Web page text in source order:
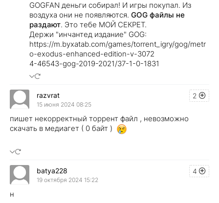
GOGFAN деньги собирал! И игры покупал. Из
воздуха они не появляются. GOG файлы не
раздают. Это тебе МОЙ СЕКРЕТ.
Держи "инчантед издание" GOG:
https://m.byxatab.com/games/torrent_igry/gog/metr
o-exodus-enhanced-edition-v-3072
4-46543-gog-2019-2021/37-1-0-1831
2
razvrat
15 июня 2024 08:25
пишет некорректный торрент файл , невозможно
скачать в медиагет ( 0 байт )
4
batya228
19 октября 2024 15:22
н